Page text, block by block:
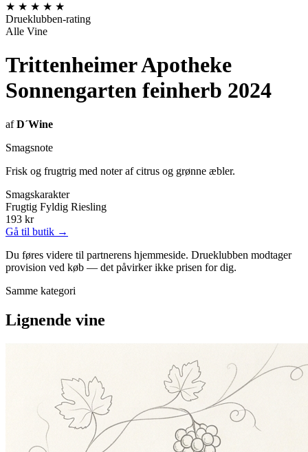
★ ★ ★ ★ ★
Drueklubben-rating
Alle Vine
Trittenheimer Apotheke
Sonnengarten feinherb 2024
afD´Wine
Smagsnote
Frisk og frugtrig med noter af citrus og grønne æbler.
Smagskarakter
Frugtig Fyldig Riesling
193 kr
Gå til butik →
Du føres videre til partnerens hjemmeside. Drueklubben modtager
provision ved køb — det påvirker ikke prisen for dig.
Samme kategori
Lignende vine